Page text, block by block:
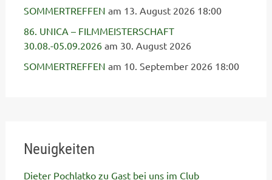
SOMMERTREFFEN am 13. August 2026 18:00
86. UNICA – FILMMEISTERSCHAFT
30.08.-05.09.2026am 30. August 2026
SOMMERTREFFEN am 10. September 2026 18:00
Neuigkeiten
Dieter Pochlatko zu Gast bei uns im Club